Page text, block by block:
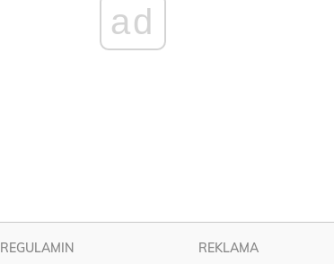
ad
REGULAMIN REKLAMA